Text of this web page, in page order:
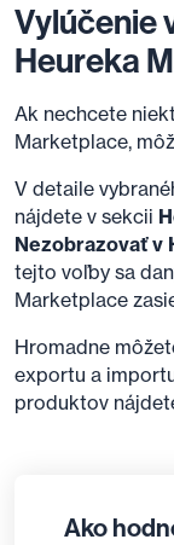
Vylúčenie
Heureka
Ak nechcete
Marketplace,
V detaile
nájdete v sekcii
Nezobrazovať v
tejto voľby sa
Marketplace
Hromadne
exportu a
produktov
Ako